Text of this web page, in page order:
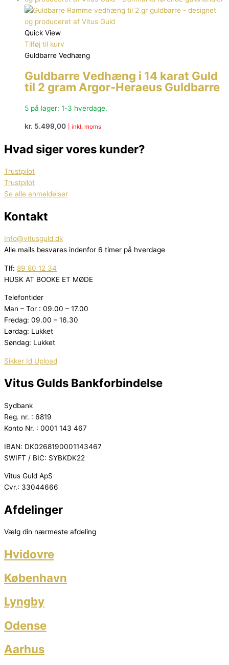
Quick View
Tilføj til kurv
Guldbarre Vedhæng
Guldbarre Vedhæng i 14 karat Guld
til 2 gram Argor-Heraeus Guldbarre
5 på lager: 1-3 hverdage.
kr. 5.499,00 | inkl. moms
Hvad siger vores kunder?
Trustpilot
Trustpilot
Se alle anmeldelser
Kontakt
Info@vitusguld.dk
Alle mails besvares indenfor 6 timer på hverdage
Tlf: 89 80 12 34
HUSK AT BOOKE ET MØDE
Telefontider
Man – Tor : 09.00 – 17.00
Fredag: 09.00 – 16.30
Lørdag: Lukket
Søndag: Lukket
Sikker Id Upload
Vitus Gulds Bankforbindelse
Sydbank
Reg. nr. : 6819
Konto Nr. : 0001 143 467
IBAN: DK0268190001143467
SWIFT / BIC: SYBKDK22
Vitus Guld ApS
Cvr.: 33044666
Afdelinger
Vælg din nærmeste afdeling
Hvidovre
København
Lyngby
Odense
Aarhus